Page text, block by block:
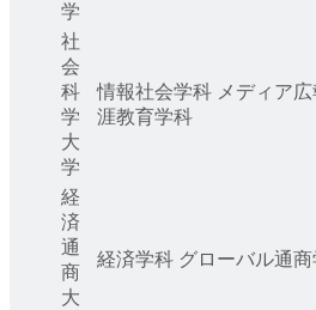
学
社
会
科
学
大
学
情報社会学科 メディア
涯教育学科
経
済
通
商
大
経済学科 グローバル通